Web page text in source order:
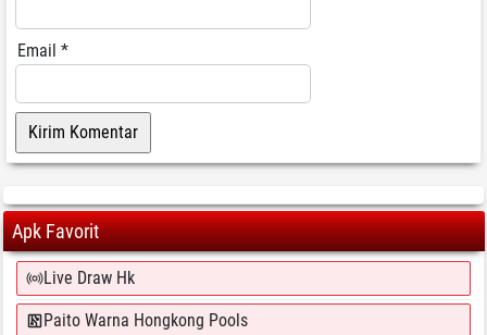
Email *
Apk Favorit
Live Draw Hk
Paito Warna Hongkong Pools